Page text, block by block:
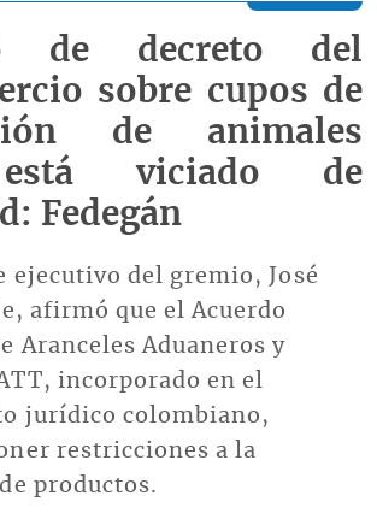
de decreto del
sobre cupos de
de animales
viciado de
Fedegán
ejecutivo del gremio, José
afirmó que el Acuerdo
Aranceles Aduaneros y
incorporado en el
jurídico colombiano,
restricciones a la
productos.